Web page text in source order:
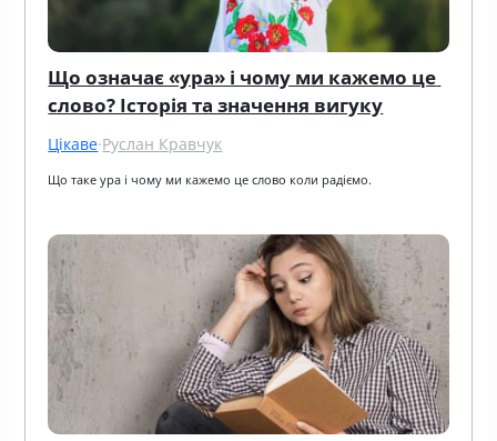
Що означає «ура» і чому ми кажемо це
слово? Історія та значення вигуку
Цікаве·Руслан Кравчук
Що таке ура і чому ми кажемо це слово коли радіємо.